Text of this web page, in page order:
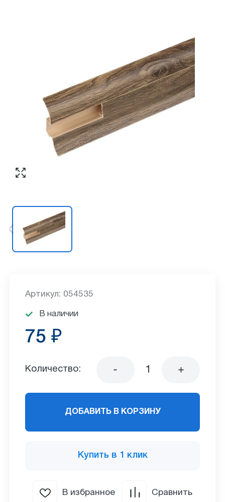
Артикул: 054535
В наличии
75 ₽
Количество:
ДОБАВИТЬ В КОРЗИНУ
Купить в 1 клик
В избранное Сравнить
ПЕРЕЗВОНИТЕ МНЕ
Согласен с обработкой персональных
данных в соответствии сполитикой
конфиденциальности